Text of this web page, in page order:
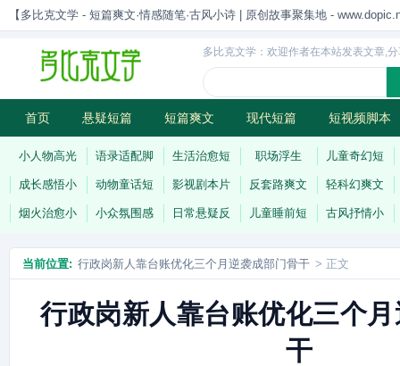
【多比克文学 - 短篇爽文·情感随笔·古风小诗 | 原创故事聚集地 -
多比克文学：欢迎作者在本站发表文章,
首页 悬疑短篇 短篇爽文 现代短篇 短视频脚本
古风小诗 科幻短篇 现代小诗 连载
小人物高光 语录适配脚 生活治愈短 职场浮生 儿童奇幻短
成长感悟小 动物童话短 影视剧本片 反套路爽文 轻科幻爽文
烟火治愈小 小众氛围感 日常悬疑反 儿童睡前短 古风抒情小
当前位置: 行政岗新人靠台账优化三个月逆袭成部门骨干 > 正文
行政岗新人靠台账优化三个
干